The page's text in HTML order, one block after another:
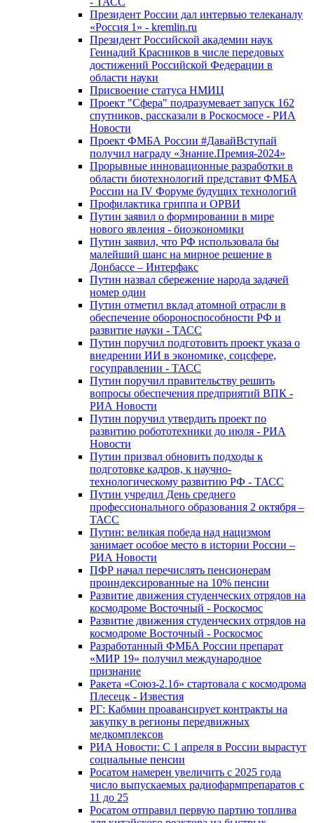
Президент России дал интервью телеканалу
«Россия 1» - kremlin.ru
Президент Российской академии наук
Геннадий Красников в числе передовых
достижений Российской Федерации в
области науки
Присвоение статуса НМИЦ
Проект "Сфера" подразумевает запуск 162
спутников, рассказали в Роскосмосе - РИА
Новости
Проект ФМБА России #ДавайВступай
получил награду «Знание.Премия-2024»
Прорывные инновационные разработки в
области биотехнологий представит ФМБА
России на IV Форуме будущих технологий
Профилактика гриппа и ОРВИ
Путин заявил о формировании в мире
нового явления - биоэкономики
Путин заявил, что РФ использовала бы
малейший шанс на мирное решение в
Донбассе – Интерфакс
Путин назвал сбережение народа задачей
номер один
Путин отметил вклад атомной отрасли в
обеспечение обороноспособности РФ и
развитие науки - ТАСС
Путин поручил подготовить проект указа о
внедрении ИИ в экономике, соцсфере,
госуправлении - ТАСС
Путин поручил правительству решить
вопросы обеспечения предприятий ВПК -
РИА Новости
Путин поручил утвердить проект по
развитию робототехники до июля - РИА
Новости
Путин призвал обновить подходы к
подготовке кадров, к научно-
технологическому развитию РФ - ТАСС
Путин учредил День среднего
профессионального образования 2 октября –
ТАСС
Путин: великая победа над нацизмом
занимает особое место в истории России –
РИА Новости
ПФР начал перечислять пенсионерам
проиндексированные на 10% пенсии
Развитие движения студенческих отрядов на
космодроме Восточный - Роскосмос
Развитие движения студенческих отрядов на
космодроме Восточный - Роскосмос
Разработанный ФМБА России препарат
«МИР 19» получил международное
признание
Ракета «Союз-2.1б» стартовала с космодрома
Плесецк - Известия
РГ: Кабмин проавансирует контракты на
закупку в регионы передвижных
медкомплексов
РИА Новости: С 1 апреля в России вырастут
социальные пенсии
Росатом намерен увеличить с 2025 года
число выпускаемых радиофармпрепаратов с
11 до 25
Росатом отправил первую партию топлива